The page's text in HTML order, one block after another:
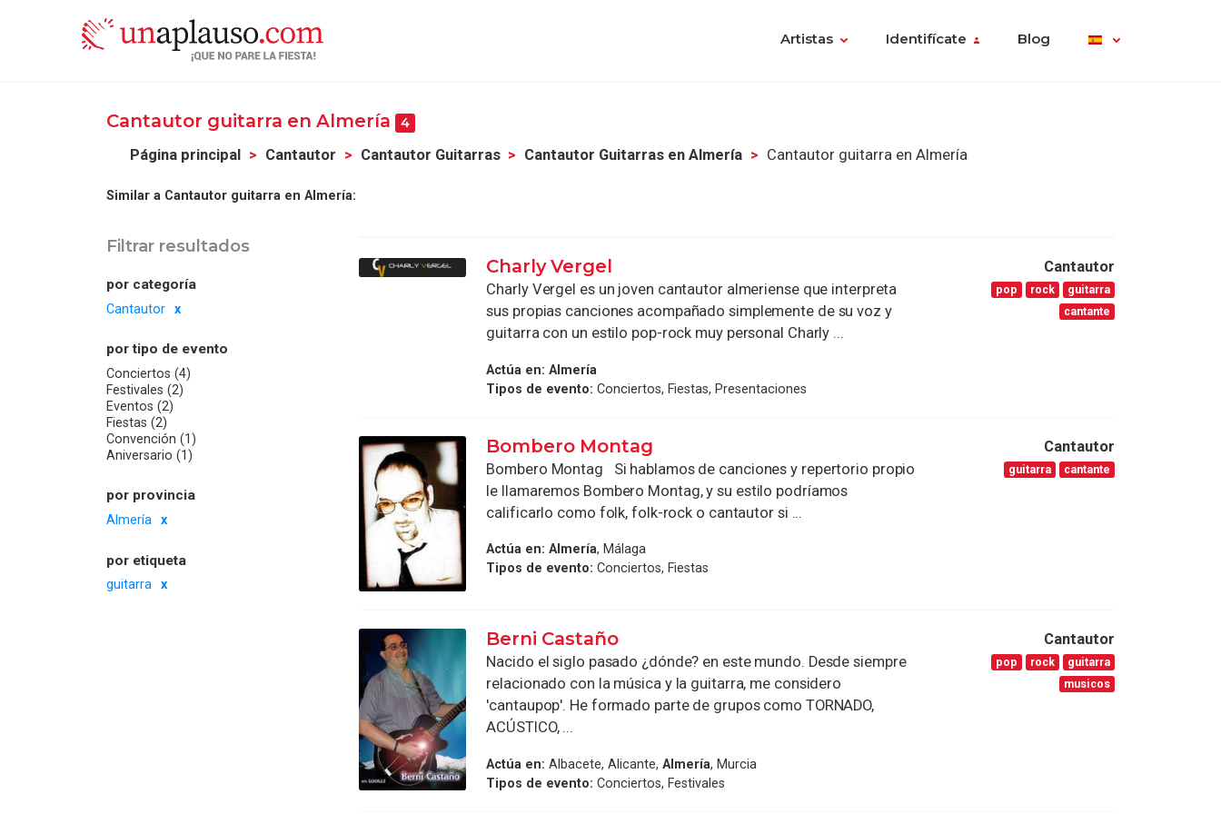
Artistas Identifícate Blog
Cantautor guitarra en Almería 4
Página principal Cantautor Cantautor Guitarras Cantautor Guitarras en Almería Cantautor guitarra en Almería
Similar a Cantautor guitarra en Almería:
Filtrar resultados
por categoría
Cantautor
por tipo de evento
Conciertos (4)
Festivales (2)
Eventos (2)
Fiestas (2)
Convención (1)
Aniversario (1)
por provincia
Almería
por etiqueta
guitarra
Charly Vergel
Charly Vergel es un joven cantautor almeriense que interpreta
sus propias canciones acompañado simplemente de su voz y
guitarra con un estilo pop-rock muy personal Charly ...
Actúa en: Almería
Tipos de evento: Conciertos, Fiestas, Presentaciones
Cantautor
pop rock
guitarra
cantante
Bombero Montag
Bombero Montag Si hablamos de canciones y repertorio propio
le llamaremos Bombero Montag, y su estilo podríamos
calificarlo como folk, folk-rock o cantautor si ...
Actúa en: Almería, Málaga
Tipos de evento: Conciertos, Fiestas
Cantautor
guitarra cantante
Berni Castaño
Nacido el siglo pasado ¿dónde? en este mundo. Desde siempre
relacionado con la música y la guitarra, me considero
'cantaupop'. He formado parte de grupos como TORNADO,
ACÚSTICO, ...
Actúa en: Albacete, Alicante,Almería, Murcia
Tipos de evento: Conciertos, Festivales
Cantautor
pop rock
guitarra
musicos